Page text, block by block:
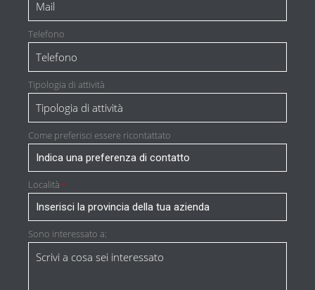
Telefono
Tipologia di attività
Come preferisci essere ricontattato
Località *
Sono interessato a: